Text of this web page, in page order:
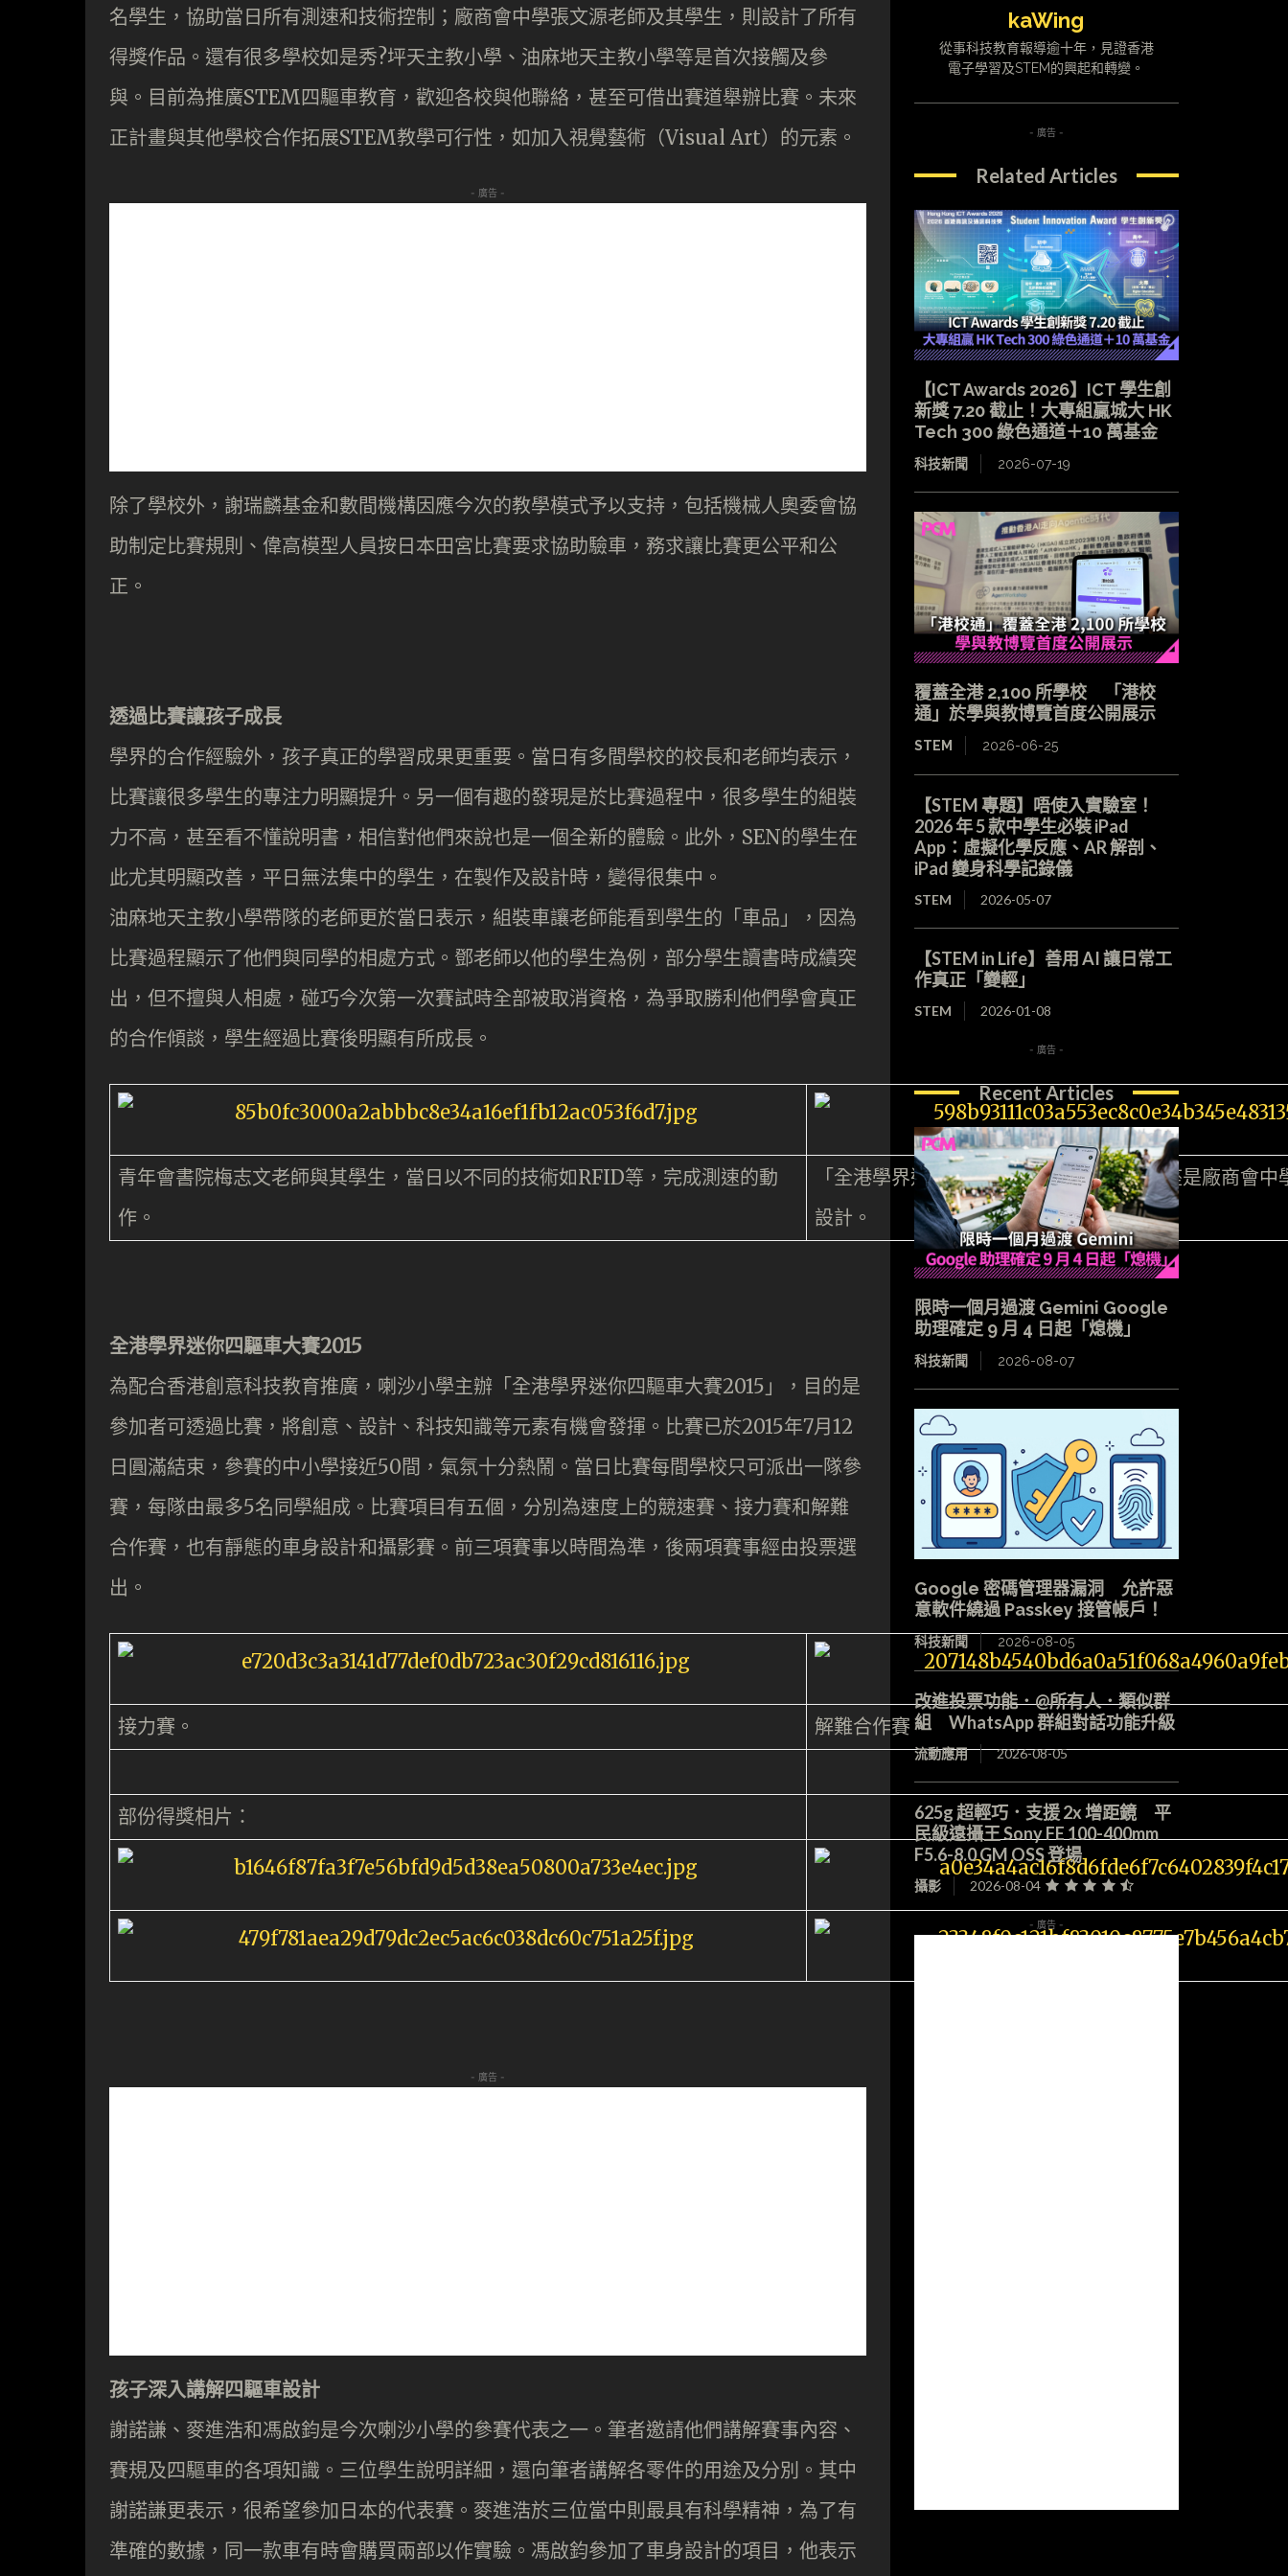
名學生，協助當日所有測速和技術控制；廠商會中學張文源老師及其學生，則設計了所有
得獎作品。還有很多學校如是秀?坪天主教小學、油麻地天主教小學等是首次接觸及參
與。目前為推廣STEM四驅車教育，歡迎各校與他聯絡，甚至可借出賽道舉辦比賽。未來
正計畫與其他學校合作拓展STEM教學可行性，如加入視覺藝術（Visual Art）的元素。
- 廣告 -
除了學校外，謝瑞麟基金和數間機構因應今次的教學模式予以支持，包括機械人奧委會協
助制定比賽規則、偉高模型人員按日本田宮比賽要求協助驗車，務求讓比賽更公平和公
正。
透過比賽讓孩子成長
學界的合作經驗外，孩子真正的學習成果更重要。當日有多間學校的校長和老師均表示，
比賽讓很多學生的專注力明顯提升。另一個有趣的發現是於比賽過程中，很多學生的組裝
力不高，甚至看不懂說明書，相信對他們來說也是一個全新的體驗。此外，SEN的學生在
此尤其明顯改善，平日無法集中的學生，在製作及設計時，變得很集中。
油麻地天主教小學帶隊的老師更於當日表示，組裝車讓老師能看到學生的「車品」，因為
比賽過程顯示了他們與同學的相處方式。鄧老師以他的學生為例，部分學生讀書時成績突
出，但不擅與人相處，碰巧今次第一次賽試時全部被取消資格，為爭取勝利他們學會真正
的合作傾談，學生經過比賽後明顯有所成長。
青年會書院梅志文老師與其學生，當日以不同的技術如RFID等，完成測速的動
作。
「全港學界迷你四驅車大賽2015」比賽獎座是廠商會
設計。
全港學界迷你四驅車大賽2015
為配合香港創意科技教育推廣，喇沙小學主辦「全港學界迷你四驅車大賽2015」，目的是
參加者可透過比賽，將創意、設計、科技知識等元素有機會發揮。比賽已於2015年7月12
日圓滿結束，參賽的中小學接近50間，氣氛十分熱鬧。當日比賽每間學校只可派出一隊參
賽，每隊由最多5名同學組成。比賽項目有五個，分別為速度上的競速賽、接力賽和解難
合作賽，也有靜態的車身設計和攝影賽。前三項賽事以時間為準，後兩項賽事經由投票選
出。
接力賽。 解難合作賽。
部份得獎相片：
- 廣告 -
孩子深入講解四驅車設計
謝諾謙、麥進浩和馮啟鈞是今次喇沙小學的參賽代表之一。筆者邀請他們講解賽事內容、
賽規及四驅車的各項知識。三位學生說明詳細，還向筆者講解各零件的用途及分別。其中
謝諾謙更表示，很希望參加日本的代表賽。麥進浩於三位當中則最具有科學精神，為了有
準確的數據，同一款車有時會購買兩部以作實驗。馮啟鈞參加了車身設計的項目，他表示
kaWing
從事科技教育報導逾十年，見證香港
電子學習及STEM的興起和轉變。
- 廣告 -
Related Articles
【ICT Awards 2026】ICT 學生創
新獎 7.20 截止！大專組贏城大 HK
Tech 300 綠色通道＋10 萬基金
科技新聞 2026-07-19
覆蓋全港 2,100 所學校 「港校
通」於學與教博覽首度公開展示
STEM 2026-06-25
【STEM 專題】唔使入實驗室！
2026 年 5 款中學生必裝 iPad
App：虛擬化學反應、AR 解剖、
iPad 變身科學記錄儀
STEM 2026-05-07
【STEM in Life】善用 AI 讓日常工
作真正「變輕」
STEM 2026-01-08
- 廣告 -
Recent Articles
限時一個月過渡 Gemini Google
助理確定 9 月 4 日起「熄機」
科技新聞 2026-08-07
Google 密碼管理器漏洞 允許惡
意軟件繞過 Passkey 接管帳戶！
科技新聞 2026-08-05
改進投票功能．@所有人．類似群
組 WhatsApp 群組對話功能升級
流動應用 2026-08-05
625g 超輕巧．支援 2x 增距鏡 平
民級遠攝王 Sony FE 100-400mm
F5.6-8.0 GM OSS 登場
攝影 2026-08-04
- 廣告 -